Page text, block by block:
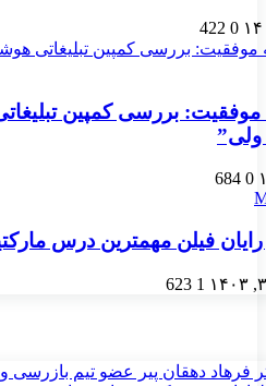
0
422
موفقیت: بررسی کمپین
ولی”
0
684
فیلن مهمترین درس
1
623
فرهاد دهقان پیر عضو تيم بازرسی